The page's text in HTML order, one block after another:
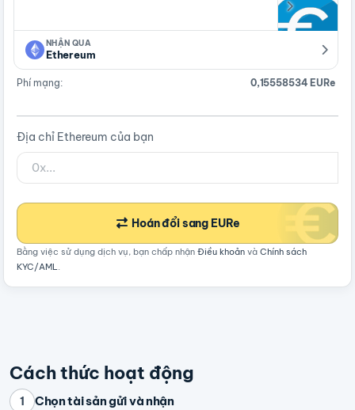
NHẬN QUA
Ethereum
Phí mạng: 0,15558534 EURe
Địa chỉ Ethereum của bạn
Hoán đổi sang EURe
Bằng việc sử dụng dịch vụ, bạn chấp nhận Điều khoản và Chính sách
KYC/AML.
Cách thức hoạt động
1 Chọn tài sản gửi và nhận